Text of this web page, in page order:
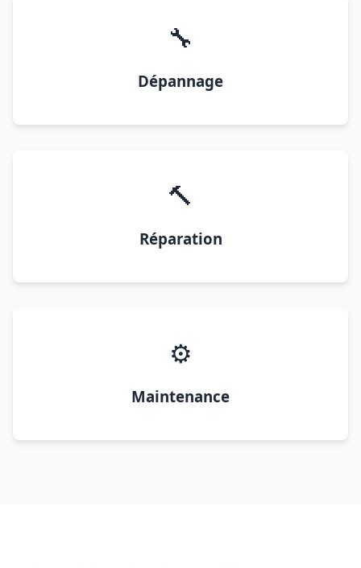
🔧
Dépannage
🔨
Réparation
⚙️
Maintenance